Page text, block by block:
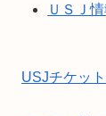
ＵＳＪ
USJチケッ